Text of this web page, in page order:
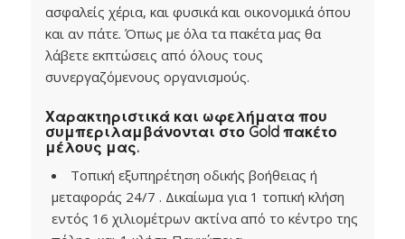
ασφαλείς χέρια, και φυσικά και οικονομικά όπου
και αν πάτε. Όπως με όλα τα πακέτα μας θα
λάβετε εκπτώσεις από όλους τους
συνεργαζόμενους οργανισμούς.
Χαρακτηριστικά και ωφελήματα που
συμπεριλαμβάνονται στο Gold πακέτο
μέλους μας.
Τοπική εξυπηρέτηση οδικής βοήθειας ή
μεταφοράς 24/7 . Δικαίωμα για 1 τοπική κλήση
εντός 16 χιλιομέτρων ακτίνα από το κέντρο της